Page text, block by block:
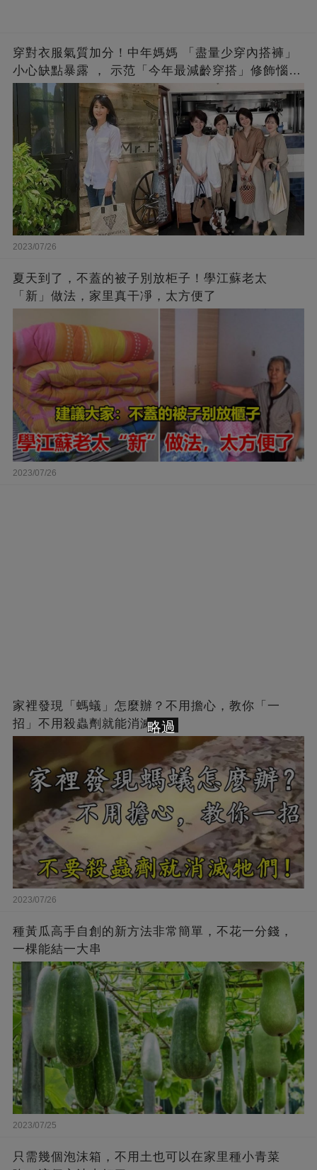
穿對衣服氣質加分！中年媽媽 「盡量少穿內搭褲」
小心缺點暴露 ， 示范「今年最減齡穿搭」修飾惱人
下半身
2023/07/26
夏天到了，不蓋的被子別放柜子！學江蘇老太
「新」做法，家里真干凈，太方便了
2023/07/26
家裡發現「螞蟻」怎麼辦？不用擔心，教你「一
招」不用殺蟲劑就能消滅牠們
2023/07/26
種黃瓜高手自創的新方法非常簡單，不花一分錢，
一棵能結一大串
2023/07/25
只需幾個泡沫箱，不用土也可以在家里種小青菜
略過